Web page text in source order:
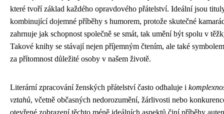
které tvoří základ každého opravdového přátelství. Ideální jsou
kombinující dojemné příběhy s humorem, protože skutečné
zahrnuje jak schopnost společně se smát, tak umění být spolu v
Takové knihy se stávají nejen příjemným čtením, ale také
za přítomnost důležité osoby v našem životě.
Literární zpracování ženských přátelství často odhaluje i
vztahů, včetně občasných nedorozumění, žárlivosti nebo